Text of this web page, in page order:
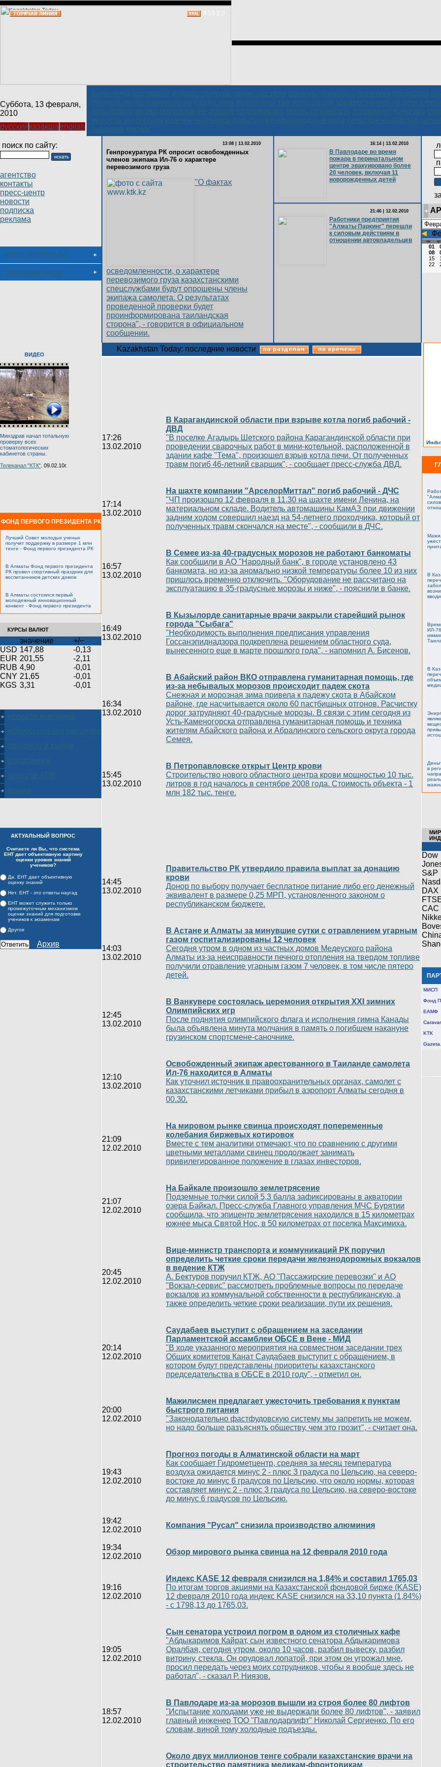
RSS 2.0
Суббота, 13 февраля,
2010
русскийқазақшаenglish
поиск по сайту:
агентство
контакты
пресс-центр
новости
подписка
реклама
ПРЕСС-МАТЕРИАЛЫ
Зарубежная пресса
13:08 | 13.02.2010
Генпрокуратура РК опросит освобожденных
членов экипажа Ил-76 о характере
перевозимого груза
"О фактах
осведомленности, о характере
перевозимого груза казахстанскими
спецслужбами будут опрошены члены
экипажа самолета. О результатах
проведенной проверки будет
проинформирована таиландская
сторона", - говорится в официальном
сообщении.
16:14 | 13.02.2010
В Павлодаре во время
пожара в перинатальном
центре эвакуировано более
20 человек, включая 11
новорожденных детей
21:46 | 12.02.2010
Работники предприятия
"Алматы Паркинг" перешли
к силовым действиям в
отношении автовладельцев
пн вт
01
08
15
22
ВИДЕО
Минздрав начал тотальную
проверку всех
стоматологических
кабинетов страны.
Телеканал "КТК" . 09.02.10г.
ФОНД ПЕРВОГО ПРЕЗИДЕНТА РК
Лучший Совет молодых ученых
получит поддержку в размере 1 млн
тенге - Фонд первого президента РК
В Алматы Фонд первого президента
РК провел спортивный праздник для
воспитанников детских домов
В Алматы состоялся первый
молодежный инновационный
конвент - Фонд первого президента
КУРСЫ ВАЛЮТ
значение
+/−
USD 147,88
-0,13
EUR 201,55
-2,11
RUB 4,90
-0,01
CNY 21,65
-0,01
KGS 3,31 -0,01
АКТУАЛЬНЫЙ ВОПРОС
Считаете ли Вы, что система
ЕНТ дает объективную картину
оценки уровня знаний
учеников?
Да. ЕНТ дает объективную
оценку знаний
Нет. ЕНТ - это ответы наугад
ЕНТ может служить только
промежуточным механизмом
оценки знаний для подготовки
учеников к экзаменам
Другое
Архив
Kazakhstan Today: последние новости
17:26
13.02.2010
В Карагандинской области при взрыве котла погиб рабочий -
ДВД
"В поселке Агадырь Шетского района Карагандинской области при
проведении сварочных работ в мини-котельной, расположенной в
здании кафе "Тема", произошел взрыв котла печи. От полученных
травм погиб 46-летний сварщик", - сообщает пресс-служба ДВД.
17:14
13.02.2010
На шахте компании "АрселорМиттал" погиб рабочий - ДЧС
"ЧП произошло 12 февраля в 11.30 на шахте имени Ленина, на
материальном складе. Водитель автомашины КамАЗ при движении
задним ходом совершил наезд на 54-летнего проходчика, который от
полученных травм скончался на месте", - сообщили в ДЧС.
16:57
13.02.2010
В Семее из-за 40-градусных морозов не работают банкоматы
Как сообщили в АО "Народный банк", в городе установлено 43
банкомата, но из-за аномально низкой температуры более 10 из них
пришлось временно отключить. "Оборудование не рассчитано на
эксплуатацию в 35-градусные морозы и ниже", - пояснили в банке.
16:49
13.02.2010
В Кызылорде санитарные врачи закрыли старейший рынок
города "Сыбага"
"Необходимость выполнения предписания управления
Госсанэпиднадзора подкреплена решением областного суда,
вынесенного еще в марте прошлого года", - напомнил А. Бисенов.
16:34
13.02.2010
В Абайский район ВКО отправлена гуманитарная помощь, где
из-за небывалых морозов происходит падеж скота
Снежная и морозная зима привела к падежу скота в Абайском
районе, где насчитывается около 60 пастбищных отгонов. Расчистку
дорог затрудняют 40-градусные морозы. В связи с этим сегодня из
Усть-Каменогорска отправлена гуманитарная помощь и техника
жителям Абайского района и Абралинского сельского округа города
Семея.
15:45
13.02.2010
В Петропавловске открыт Центр крови
Строительство нового областного центра крови мощностью 10 тыс.
литров в год началось в сентябре 2008 года. Стоимость объекта - 1
млн 182 тыс. тенге.
14:45
13.02.2010
Правительство РК утвердило правила выплат за донацию
крови
Донор по выбору получает бесплатное питание либо его денежный
эквивалент в размере 0,25 МРП, установленного законом о
республиканском бюджете.
14:03
13.02.2010
В Астане и Алматы за минувшие сутки с отравлением угарным
газом госпитализированы 12 человек
Сегодня утром в одном из частных домов Медеуского района
Алматы из-за неисправности печного отопления на твердом топливе
получили отравление угарным газом 7 человек, в том числе пятеро
детей.
12:45
13.02.2010
В Ванкувере состоялась церемония открытия XXI зимних
Олимпийских игр
После поднятия олимпийского флага и исполнения гимна Канады
была объявлена минута молчания в память о погибшем накануне
грузинском спортсмене-саночнике.
12:10
13.02.2010
Освобожденный экипаж арестованного в Таиланде самолета
Ил-76 находится в Алматы
Как уточнил источник в правоохранительных органах, самолет с
казахстанскими летчиками прибыл в аэропорт Алматы сегодня в
00.30.
21:09
12.02.2010
На мировом рынке свинца происходят попеременные
колебания биржевых котировок
Вместе с тем аналитики отмечают, что по сравнению с другими
цветными металлами свинец продолжает занимать
привилегированное положение в глазах инвесторов.
21:07
12.02.2010
На Байкале произошло землетрясение
Подземные толчки силой 5,3 балла зафиксированы в акватории
озера Байкал. Пресс-служба Главного управления МЧС Бурятии
сообщила, что эпицентр землетрясения находился в 15 километрах
южнее мыса Святой Нос, в 50 километрах от поселка Максимиха.
20:45
12.02.2010
Вице-министр транспорта и коммуникаций РК поручил
определить четкие сроки передачи железнодорожных вокзалов
в ведение КТЖ
А. Бектуров поручил КТЖ, АО "Пассажирские перевозки" и АО
"Вокзал-сервис" рассмотреть проблемные вопросы по передаче
вокзалов из коммунальной собственности в республиканскую, а
также определить четкие сроки реализации, пути их решения.
20:14
12.02.2010
Саудабаев выступит с обращением на заседании
Парламентской ассамблеи ОБСЕ в Вене - МИД
"В ходе указанного мероприятия на совместном заседании трех
Общих комитетов Канат Саудабаев выступит с обращением, в
котором будут представлены приоритеты казахстанского
председательства в ОБСЕ в 2010 году", - отметил он.
20:00
12.02.2010
Мажилисмен предлагает ужесточить требования к пунктам
быстрого питания
"Законодательно фастфудовскую систему мы запретить не можем,
но надо больше разъяснять обществу, чем это грозит", - считает она.
19:43
12.02.2010
Прогноз погоды в Алматинской области на март
Как сообщает Гидрометцентр, средняя за месяц температура
воздуха ожидается минус 2 - плюс 3 градуса по Цельсию, на северо-
востоке до минус 6 градусов по Цельсию, что около нормы, которая
составляет минус 2 - плюс 3 градуса по Цельсию, на северо-востоке
до минус 6 градусов по Цельсию.
19:42
12.02.2010
Компания "Русал" снизила производство алюминия
19:34
12.02.2010
Обзор мирового рынка свинца на 12 февраля 2010 года
19:16
12.02.2010
Индекс KASE 12 февраля снизился на 1,84% и составил 1765,03
По итогам торгов акциями на Казахстанской фондовой бирже (KASE)
12 февраля 2010 года индекс KASE снизился на 33,10 пункта (1,84%)
- с 1798,13 до 1765,03.
19:05
12.02.2010
Сын сенатора устроил погром в одном из столичных кафе
"Абдыкаримов Кайрат, сын известного сенатора Абдыкаримова
Оралбая, сегодня утром, около 10 часов, разбил вывеску, разбил
витрину, стекла. Он орудовал лопатой, при этом он угрожал мне,
просил передать через моих сотрудников, чтобы я вообще здесь не
работал", - сказал Р. Ниязов.
18:57
12.02.2010
В Павлодаре из-за морозов вышли из строя более 80 лифтов
"Испытание холодами уже не выдержали более 80 лифтов", - заявил
главный инженер ТОО "Павлодарлифт" Николай Сергиенко. По его
словам, виной тому холодные подъезды.
Около двух миллионов тенге собрали казахстанские врачи на
строительство памятника медикам-фронтовикам
ПК,
В
ИЛ-
В
в
Dow
S&P
DAX
CAC
МИСП
Фонд
ЕАМФ
KTK